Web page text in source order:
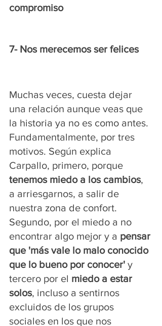
compromiso
7- Nos merecemos ser felices
Muchas veces, cuesta dejar
una relación aunque veas que
la historia ya no es como antes.
Fundamentalmente, por tres
motivos. Según explica
Carpallo, primero, porque
tenemos miedo a los cambios,
a arriesgarnos, a salir de
nuestra zona de confort.
Segundo, por el miedo a no
encontrar algo mejor y a pensar
que 'más vale lo malo conocido
que lo bueno por conocer' y
tercero por el miedo a estar
solos, incluso a sentirnos
excluidos de los grupos
sociales en los que nos